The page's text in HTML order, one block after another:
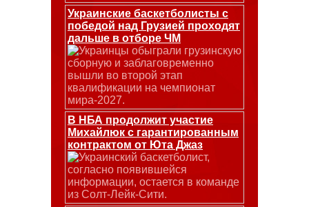
Украинские баскетболисты с
победой над Грузией проходят
дальше в отборе ЧМ
Украинцы обыграли грузинскую
сборную и заблаговременно
вышли во второй этап
квалификации на чемпионат
мира-2027.
В НБА продолжит участие
Михайлюк с гарантированным
контрактом от Юта Джаз
Украинский баскетболист,
согласно появившейся
информации, остается в команде
из Солт-Лейк-Сити.